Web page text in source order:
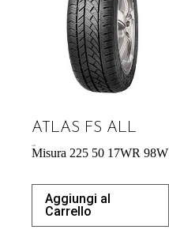
ATLAS FS ALL
Misura 225 50 17WR 98W
Aggiungi al
Carrello